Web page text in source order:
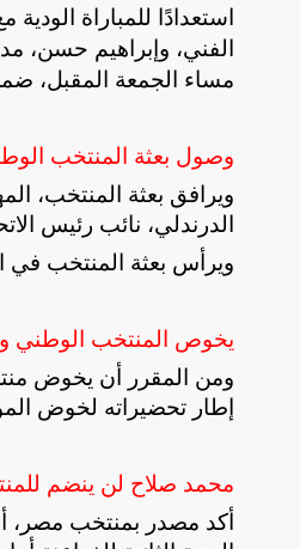
استعدادًا للمباراة
الفني، وإبراهيم حسن،
مساء الجمعة المقبل، ضمن
وصول بعثة المنتخب
ويرافق بعثة المنتخب،
الدرندلي، نائب رئيس
ويرأس بعثة المنتخب في
يخوص المنتخب الوطني ودية أخرى يوم 31 ماس
إطار تحضيراته لخوض
محمد صلاح لن ينضم
أكد مصدر بمنتخب مصر،